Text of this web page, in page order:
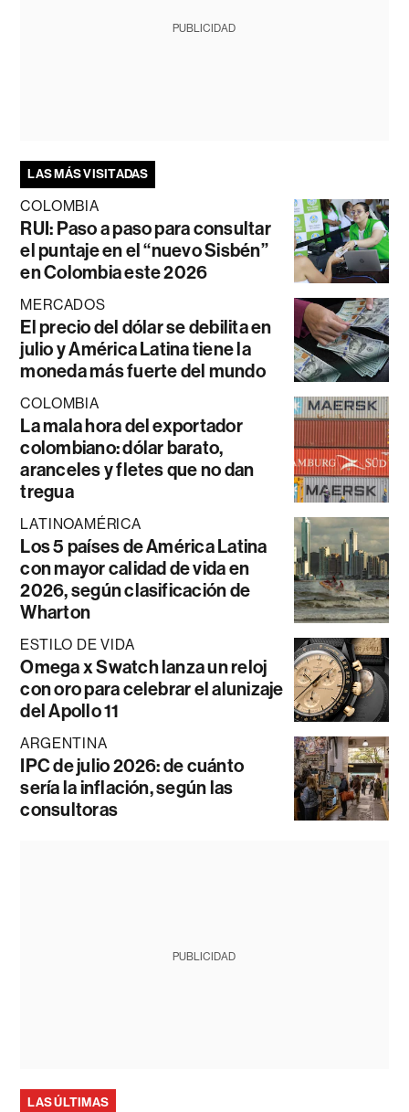
PUBLICIDAD
LAS MÁS VISITADAS
COLOMBIA
RUI: Paso a paso para consultar
el puntaje en el “nuevo Sisbén”
en Colombia este 2026
MERCADOS
El precio del dólar se debilita en
julio y América Latina tiene la
moneda más fuerte del mundo
COLOMBIA
La mala hora del exportador
colombiano: dólar barato,
aranceles y fletes que no dan
tregua
LATINOAMÉRICA
Los 5 países de América Latina
con mayor calidad de vida en
2026, según clasificación de
Wharton
ESTILO DE VIDA
Omega x Swatch lanza un reloj
con oro para celebrar el alunizaje
del Apollo 11
ARGENTINA
IPC de julio 2026: de cuánto
sería la inflación, según las
consultoras
PUBLICIDAD
LAS ÚLTIMAS